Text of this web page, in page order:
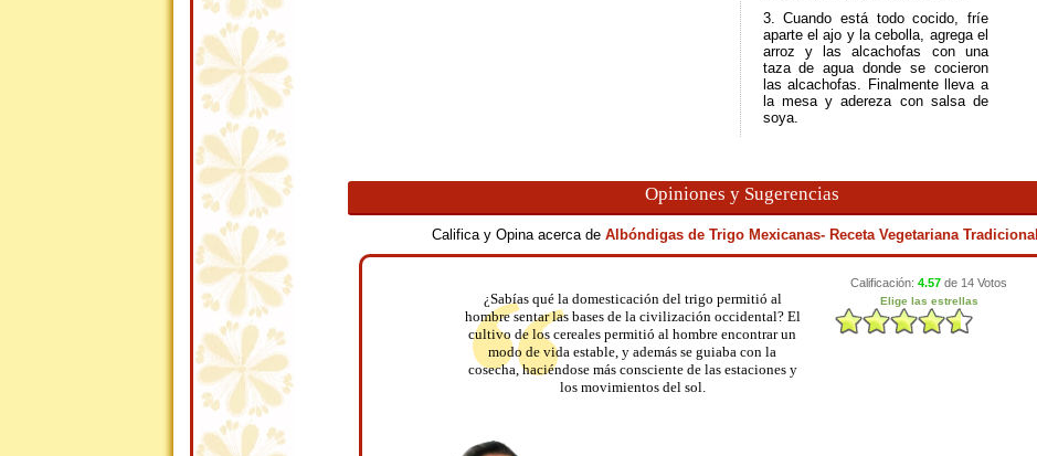
3. Cuando está todo cocido, fríe
aparte el ajo y la cebolla, agrega el
arroz y las alcachofas con una
taza de agua donde se cocieron
las alcachofas. Finalmente lleva a
la mesa y adereza con salsa de
soya.
Opiniones y Sugerencias
Califica y Opina acerca de Albóndigas de Trigo Mexicanas- Receta Vegetariana Tradicional
¿Sabías qué la domesticación del trigo permitió al
hombre sentar las bases de la civilización occidental? El
cultivo de los cereales permitió al hombre encontrar un
modo de vida estable, y además se guiaba con la
cosecha, haciéndose más consciente de las estaciones y
los movimientos del sol.